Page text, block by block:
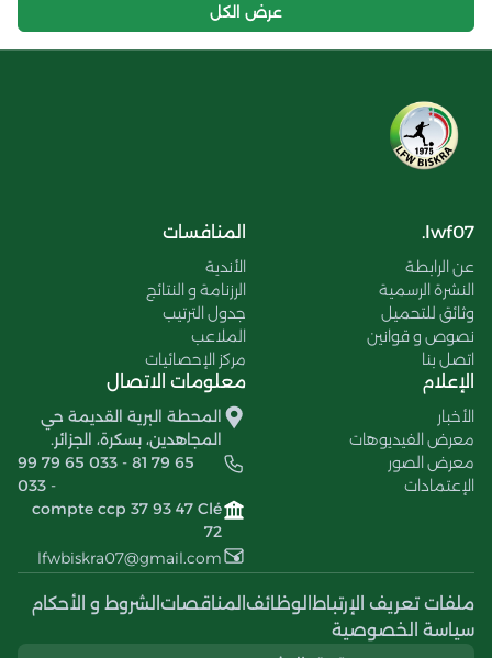
عرض الكل
lwf07.
عن الرابطة
النشرة الرسمية
وثائق للتحميل
نصوص و قوانين
اتصل بنا
المنافسات
الأندية
الرزنامة و النتائج
جدول الترتيب
الملاعب
مركز الإحصائيات
الإعلام
الأخبار
معرض الفيديوهات
معرض الصور
الإعتمادات
معلومات الاتصال
المحطة البرية القديمة حي
المجاهدين، بسكرة، الجزائر.
99 79 65 033 - 81 79 65
033 -
compte ccp 37 93 47 Clé
72
lfwbiskra07@gmail.com
ملفات تعريف الإرتباط الوظائف المناقصات الشروط و الأحكام
سياسة الخصوصية